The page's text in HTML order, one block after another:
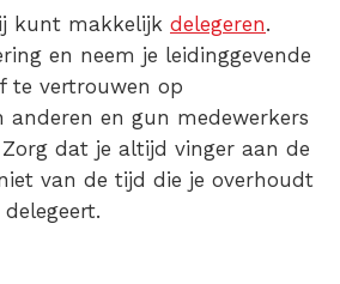
kunt makkelijk delegeren.
en neem je leidinggevende
te vertrouwen op
anderen en gun medewerkers
dat je altijd vinger aan de
van de tijd die je overhoudt